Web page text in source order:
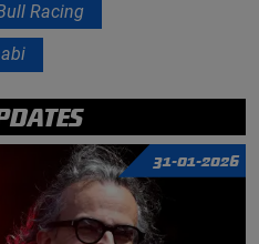
Racing
31-01-2026